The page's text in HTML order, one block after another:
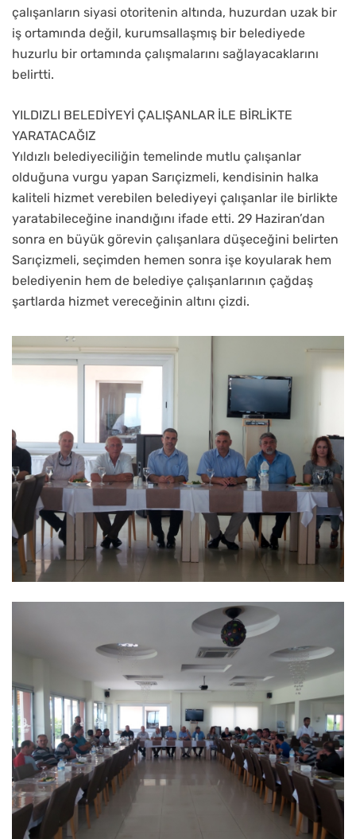
çalışanların siyasi otoritenin altında, huzurdan uzak bir
iş ortamında değil, kurumsallaşmış bir belediyede
huzurlu bir ortamında çalışmalarını sağlayacaklarını
belirtti.
YILDIZLI BELEDİYEYİ ÇALIŞANLAR İLE BİRLİKTE
YARATACAĞIZ
Yıldızlı belediyeciliğin temelinde mutlu çalışanlar
olduğuna vurgu yapan Sarıçizmeli, kendisinin halka
kaliteli hizmet verebilen belediyeyi çalışanlar ile birlikte
yaratabileceğine inandığını ifade etti. 29 Haziran’dan
sonra en büyük görevin çalışanlara düşeceğini belirten
Sarıçizmeli, seçimden hemen sonra işe koyularak hem
belediyenin hem de belediye çalışanlarının çağdaş
şartlarda hizmet vereceğinin altını çizdi.